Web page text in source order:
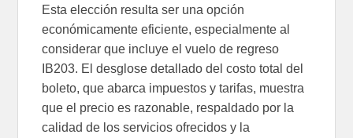
Esta elección resulta ser una opción
económicamente eficiente, especialmente al
considerar que incluye el vuelo de regreso
IB203. El desglose detallado del costo total del
boleto, que abarca impuestos y tarifas, muestra
que el precio es razonable, respaldado por la
calidad de los servicios ofrecidos y la